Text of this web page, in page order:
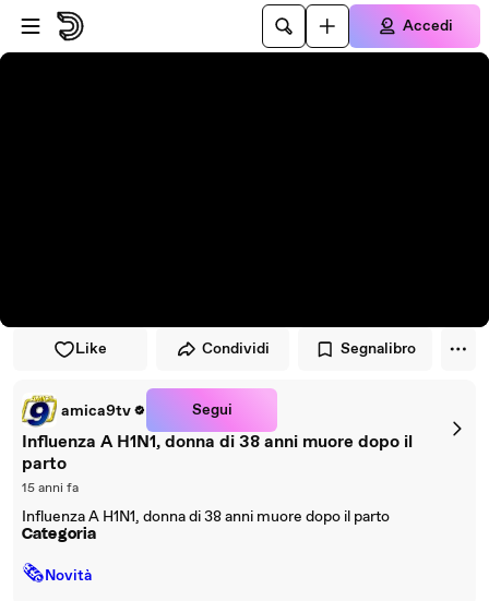
Vai al lettore
Passa al contenuto principale
Accedi
Like Condividi Segnalibro
amica9tv Segui
Influenza A H1N1, donna di 38 anni muore dopo il
parto
15 anni fa
Influenza A H1N1, donna di 38 anni muore dopo il parto
Categoria
🗞Novità